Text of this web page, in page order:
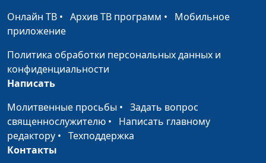
Роль родителей в
Советы родителям
дошкольников
Этапы развития девочки
Анна Богатская, Ольга
Лебедева, психолог
Этапы развития
Онлайн ТВ • Архив ТВ программ • Мобильное
приложение
Политика обработки персональных данных и
конфиденциальности
Написать
Молитвенные просьбы • Задать вопрос
священнослужителю • Написать главному
редактору • Техподдержка
Контакты